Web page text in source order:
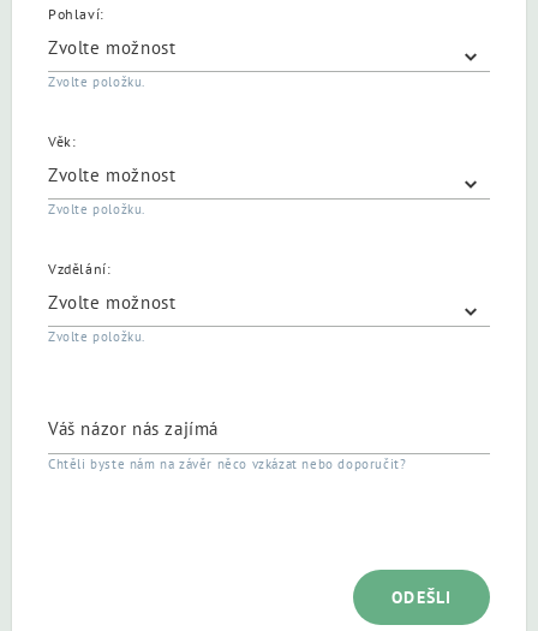
Pohlaví:
Zvolte položku.
Věk:
Zvolte položku.
Vzdělání:
Zvolte položku.
Váš názor nás zajímá
Chtěli byste nám na závěr něco vzkázat nebo doporučit?
ODEŠLI